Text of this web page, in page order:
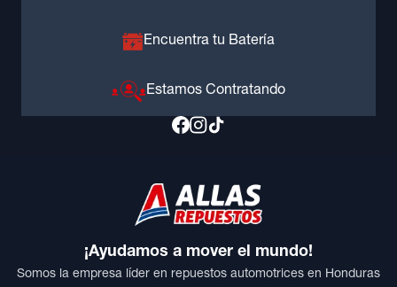
Encuentra tu Batería
Estamos Contratando
¡Ayudamos a mover el mundo!
Somos la empresa líder en repuestos automotrices en Honduras